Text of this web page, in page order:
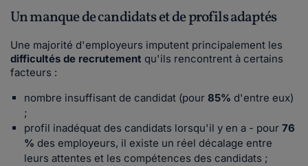
Un manque de candidats et de profils adaptés
Une majorité d'employeurs imputent principalement les
difficultés de recrutement qu'ils rencontrent à certains
facteurs :
nombre insuffisant de candidat (pour 85% d'entre eux)
;
profil inadéquat des candidats lorsqu'il y en a - pour 76
% des employeurs, il existe un réel décalage entre
leurs attentes et les compétences des candidats ;